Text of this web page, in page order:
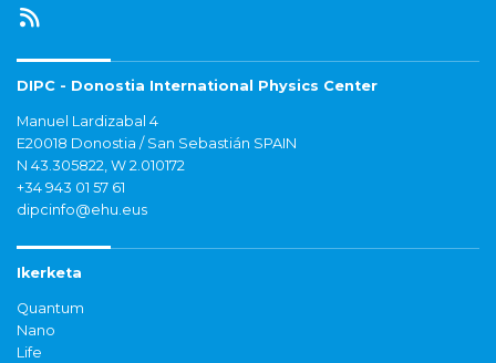
DIPC - Donostia International Physics Center
Manuel Lardizabal 4
E20018 Donostia / San Sebastián SPAIN
N 43.305822, W 2.010172
+34 943 01 57 61
dipcinfo@ehu.eus
Ikerketa
Quantum
Nano
Life